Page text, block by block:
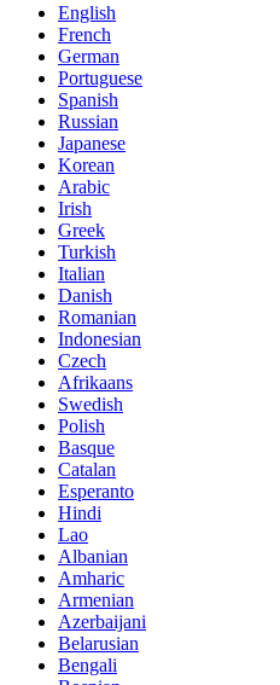
English
French
German
Portuguese
Spanish
Russian
Japanese
Korean
Arabic
Irish
Greek
Turkish
Italian
Danish
Romanian
Indonesian
Czech
Afrikaans
Swedish
Polish
Basque
Catalan
Esperanto
Hindi
Lao
Albanian
Amharic
Armenian
Azerbaijani
Belarusian
Bengali